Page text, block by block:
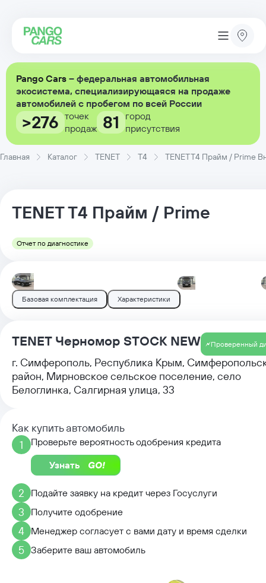
Pango Cars – федеральная автомобильная
экосистема, специализирующаяся на продаже
автомобилей с пробегом по всей России
>276 точек
продаж 81
город
присутствия
Главная Каталог TENET T4 TENET T4 Прайм / Prime
TENETT4 Прайм / Prime
Отчет по диагностике
Базовая комплектация Характеристики
TENET Черномор STOCK NEW Проверенный
г. Симферополь, Республика Крым,
район, Мирновское сельское поселение, село
Белоглинка, Салгирная улица, 33
Как купить автомобиль
1
Проверьте вероятность одобрения кредита
Узнать
2 Подайте заявку на кредит через Госуслуги
3 Получите одобрение
4 Менеджер согласует с вами дату и время сделки
5 Заберите ваш автомобиль